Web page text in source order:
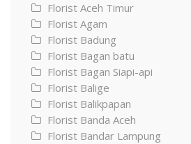
Florist Aceh Timur
Florist Agam
Florist Badung
Florist Bagan batu
Florist Bagan Siapi-api
Florist Balige
Florist Balikpapan
Florist Banda Aceh
Florist Bandar Lampung